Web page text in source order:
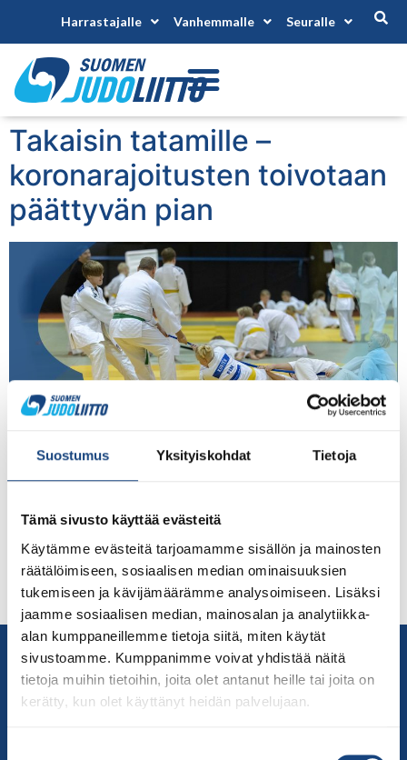
Suostumus Yksityiskohdat Tietoja
Tämä sivusto käyttää evästeitä
Käytämme evästeitä tarjoamamme sisällön ja mainosten
räätälöimiseen, sosiaalisen median ominaisuuksien
tukemiseen ja kävijämäärämme analysoimiseen. Lisäksi
jaamme sosiaalisen median, mainosalan ja analytiikka-
alan kumppaneillemme tietoja siitä, miten käytät
sivustoamme. Kumppanimme voivat yhdistää näitä
tietoja muihin tietoihin, joita olet antanut heille tai joita on
kerätty, kun olet käyttänyt heidän palvelujaan.
Harrastajalle Vanhemmalle Seuralle
Takaisin tatamille –
koronarajoitusten toivotaan
päättyvän pian
ovat eläneet koronakurimuksessa jo yli kaksi vuotta,
vapauttamista liikunnalle ja urheilulle kaivataan, jotta
voi jatkua. Liikkumattomuuden yhteiskunnallisten
vaikutusten lisäksi on huoli siitä, miten saadaan ihmiset
jälleen tatamille takaisin ja mukaan seuratoimintaan […]
Yhteystiedot
Suomen Judoliitto
Olympiastadion